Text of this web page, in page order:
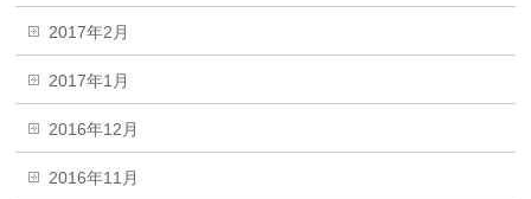
2017年2月
2017年1月
2016年12月
2016年11月